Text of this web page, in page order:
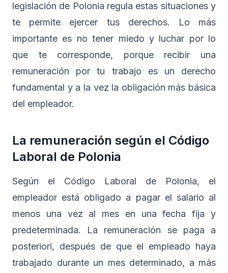
legislación de Polonia regula estas situaciones y
te permite ejercer tus derechos. Lo más
importante es no tener miedo y luchar por lo
que te corresponde, porque recibir una
remuneración por tu trabajo es un derecho
fundamental y a la vez la obligación más básica
del empleador.
La remuneración según el Código
Laboral de Polonia
Según el Código Laboral de Polonia, el
empleador está obligado a pagar el salario al
menos una vez al mes en una fecha fija y
predeterminada. La remuneración se paga a
posteriori, después de que el empleado haya
trabajado durante un mes determinado, a más